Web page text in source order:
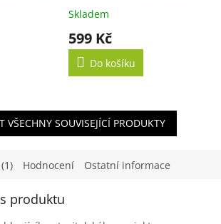
Skladem
599 Kč
Do košíku
VŠECHNY SOUVISEJÍCÍ PRODUKTY
Hodnocení Ostatní informace
produktu